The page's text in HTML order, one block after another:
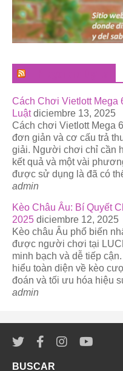
Cách Chơi Vietlott Mega
Luật diciembre 13, 2025
Cách chơi Vietlott Mega
đơn giản và cơ cấu trả
giải. Người chơi chỉ cần
kết quả và một vài
được sử dụng là đã có
admin
Kèo Châu Âu: Bí Quyết
2025 diciembre 12, 2025
Kèo châu Âu phổ biến
được người chơi tại
minh bạch và dễ tiếp
hiểu toàn diện về kèo
đoán và tối ưu hóa hiệu
admin
BUSCAR